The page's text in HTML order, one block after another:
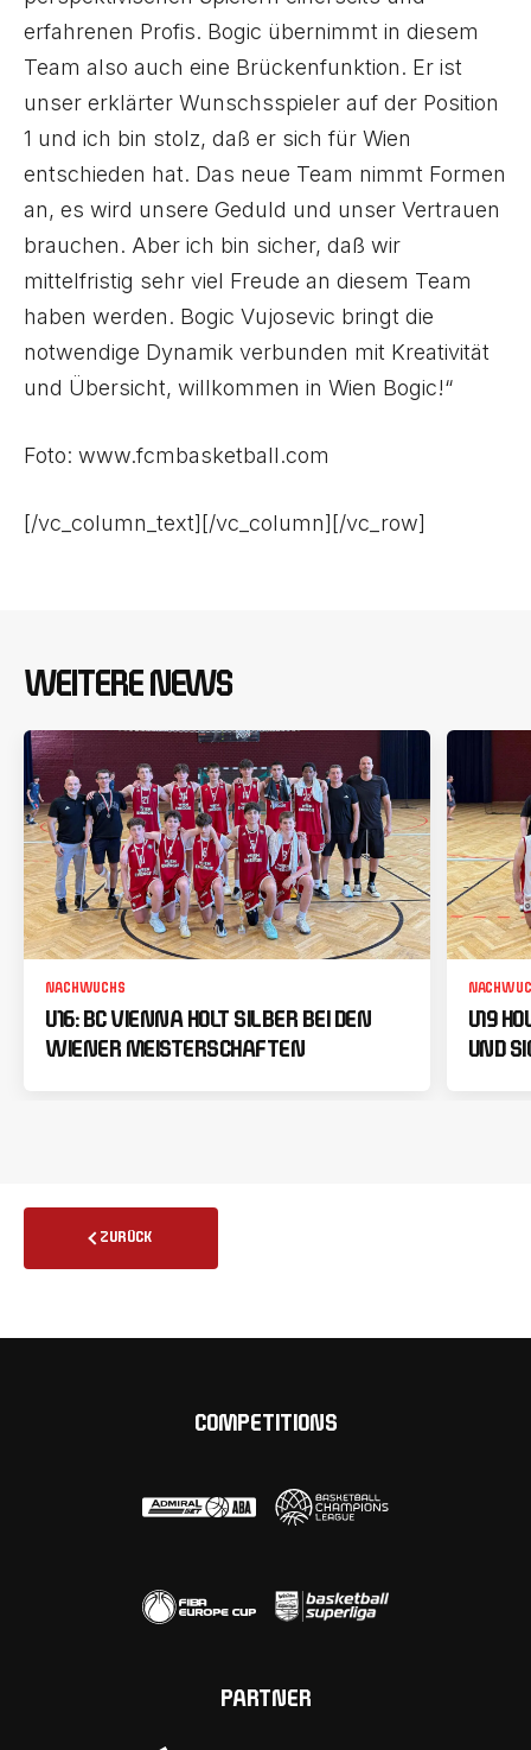
erfahrenen Profis. Bogic übernimmt in diesem
Team also auch eine Brückenfunktion. Er ist
unser erklärter Wunschsspieler auf der Position
1 und ich bin stolz, daß er sich für Wien
entschieden hat. Das neue Team nimmt Formen
an, es wird unsere Geduld und unser Vertrauen
brauchen. Aber ich bin sicher, daß wir
mittelfristig sehr viel Freude an diesem Team
haben werden. Bogic Vujosevic bringt die
notwendige Dynamik verbunden mit Kreativität
und Übersicht, willkommen in Wien Bogic!“
Foto: www.fcmbasketball.com
[/vc_column_text][/vc_column][/vc_row]
WEITERE NEWS
NACHWUCHS
U16: BC VIENNA HOLT SILBER BEI DEN
WIENER MEISTERSCHAFTEN
U19
UND
ZURÜCK
COMPETITIONS
PARTNER